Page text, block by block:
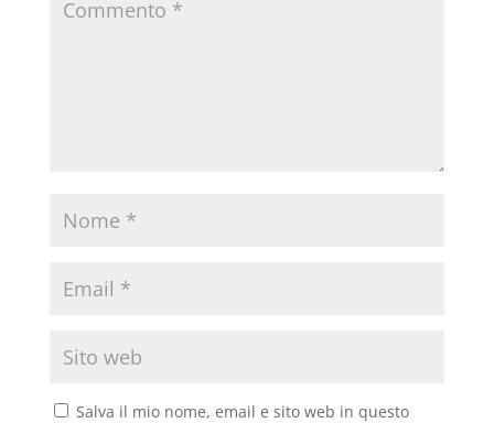
Salva il mio nome, email e sito web in questo